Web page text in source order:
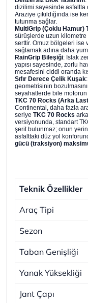
dizilimi sayesinde asfaltta
Araziye çıkıldığında ise
tutunma sağlar.
MultiGrip (Çoklu Hamur)
sürüşlerde uzun kilometre
serttir. Omuz bölgeleri ise
sağlamak adına daha
RainGrip Bileşiği: Islak
yapısı sayesinde, zorlu
mesafesini ciddi oranda
Sıfır Derece Çelik Kuşak
geometrisinin
seyahatlerde bile motorun
TKC 70 Rocks (Arka
Continental, daha fazla
seriye TKC 70 Rocks
versiyonunda, standart
şerit bulunmaz; onun
asfalttaki düz yol
gücü (traksiyon)
Teknik Özellikler
Araç Tipi
Sezon
Taban Genişliği
Yanak Yüksekliği
Jant Çapı